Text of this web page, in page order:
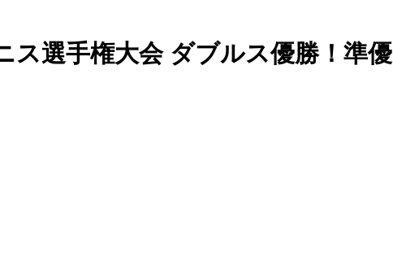
ス選手権大会 ダブルス優勝！準優